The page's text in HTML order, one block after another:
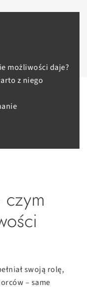
możliwości daje?
z niego
swoją rolę,
– same